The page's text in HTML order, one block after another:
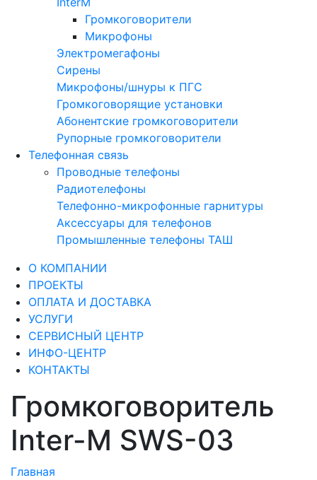
Громкоговорители
Микрофоны
Электромегафоны
Сирены
Микрофоны/шнуры к ПГС
Громкоговорящие установки
Абонентские громкоговорители
Рупорные громкоговорители
Телефонная связь
Проводные телефоны
Радиотелефоны
Телефонно-микрофонные гарнитуры
Аксессуары для телефонов
Промышленные телефоны ТАШ
О КОМПАНИИ
ПРОЕКТЫ
ОПЛАТА И ДОСТАВКА
УСЛУГИ
СЕРВИСНЫЙ ЦЕНТР
ИНФО-ЦЕНТР
КОНТАКТЫ
Громкоговоритель
Inter-M SWS-03
Главная